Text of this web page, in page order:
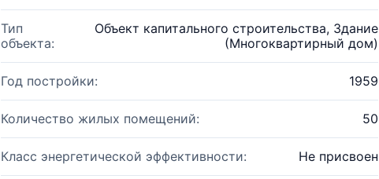
Тип
объекта:
Объект капитального строительства, Здание
(Многоквартирный дом)
Год постройки: 1959
Количество жилых помещений: 50
Класс энергетической эффективности: Не присвоен